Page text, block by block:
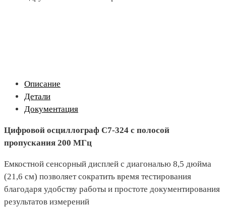
Описание
Детали
Документация
Цифровой осциллограф С7-324 с полосой
пропускания 200 МГц
Емкостной сенсорный дисплей с диагональю 8,5 дюйма
(21,6 см) позволяет сократить время тестирования
благодаря удобству работы и простоте документирования
результатов измерений